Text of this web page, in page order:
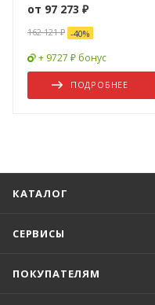
от 97 273 ₽
162 121 ₽ -40%
+ 9727 ₽ бонус
ПОДРОБНЕЕ
КАТАЛОГ
СЕРВИСЫ
ПОКУПАТЕЛЯМ